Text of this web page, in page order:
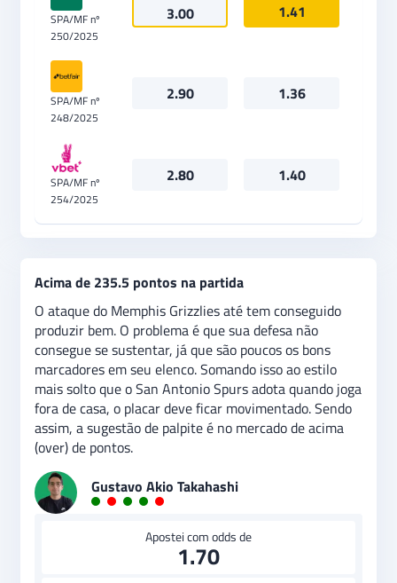
SPA/MF nº
250/2025
3.00 1.41
SPA/MF nº
248/2025
2.90 1.36
SPA/MF nº
254/2025
2.80 1.40
Acima de 235.5 pontos na partida
O ataque do Memphis Grizzlies até tem conseguido
produzir bem. O problema é que sua defesa não
consegue se sustentar, já que são poucos os bons
marcadores em seu elenco. Somando isso ao estilo
mais solto que o San Antonio Spurs adota quando joga
fora de casa, o placar deve ficar movimentado. Sendo
assim, a sugestão de palpite é no mercado de acima
(over) de pontos.
Gustavo Akio Takahashi
Apostei com odds de
1.70